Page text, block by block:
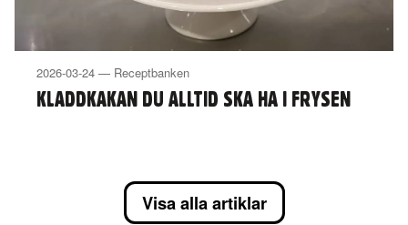
2026-03-24 — Receptbanken
KLADDKAKAN DU ALLTID SKA HA I FRYSEN
Visa alla artiklar